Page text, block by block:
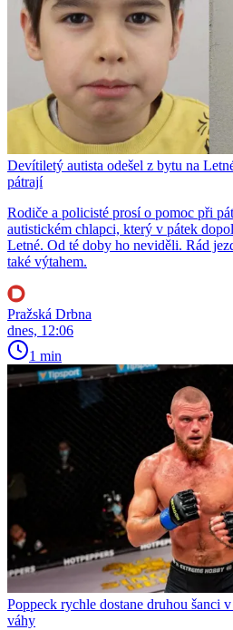
Devítiletý autista odešel z bytu na
pátrají
Rodiče a policisté prosí o pomoc při
autistickém chlapci, který v pátek
Letné. Od té doby ho neviděli. Rád
také výtahem.
Pražská Drbna
dnes, 12:06
1 min
Poppeck rychle dostane druhou šanci
váhy